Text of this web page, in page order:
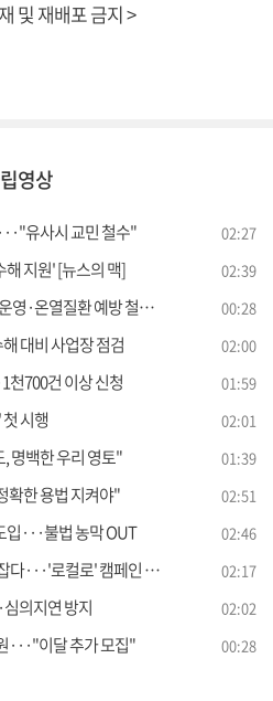
및 재배포 금지 >
영상
유사시 교민 철수" 02:27
해 지원' [뉴스의 맥] 02:39
온열질환 예방 철저히" 00:28
대비 사업장 점검 02:00
천700건 이상 신청 01:59
시행 02:01
명백한 우리 영토" 01:39
확한 용법 지켜야" 02:51
입···불법 농막 OUT 02:46
로컬로' 캠페인 동행 02:17
의지연 방지 02:02
···"이달 추가 모집" 00:28